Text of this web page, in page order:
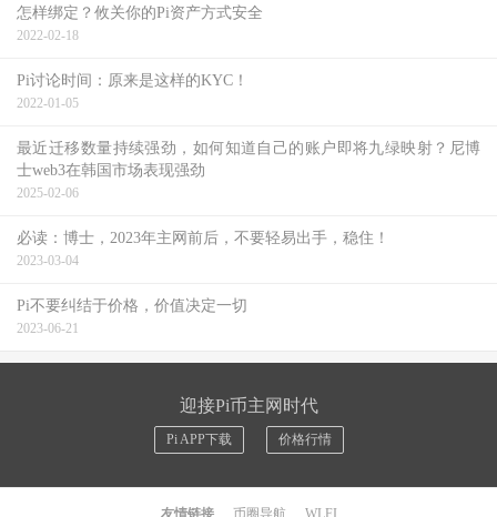
怎样绑定？攸关你的Pi资产方式安全
2022-02-18
Pi讨论时间：原来是这样的KYC！
2022-01-05
最近迁移数量持续强劲，如何知道自己的账户即将九绿映射？尼博
士web3在韩国市场表现强劲
2025-02-06
必读：博士，2023年主网前后，不要轻易出手，稳住！
2023-03-04
Pi不要纠结于价格，价值决定一切
2023-06-21
迎接Pi币主网时代
Pi APP下载 价格行情